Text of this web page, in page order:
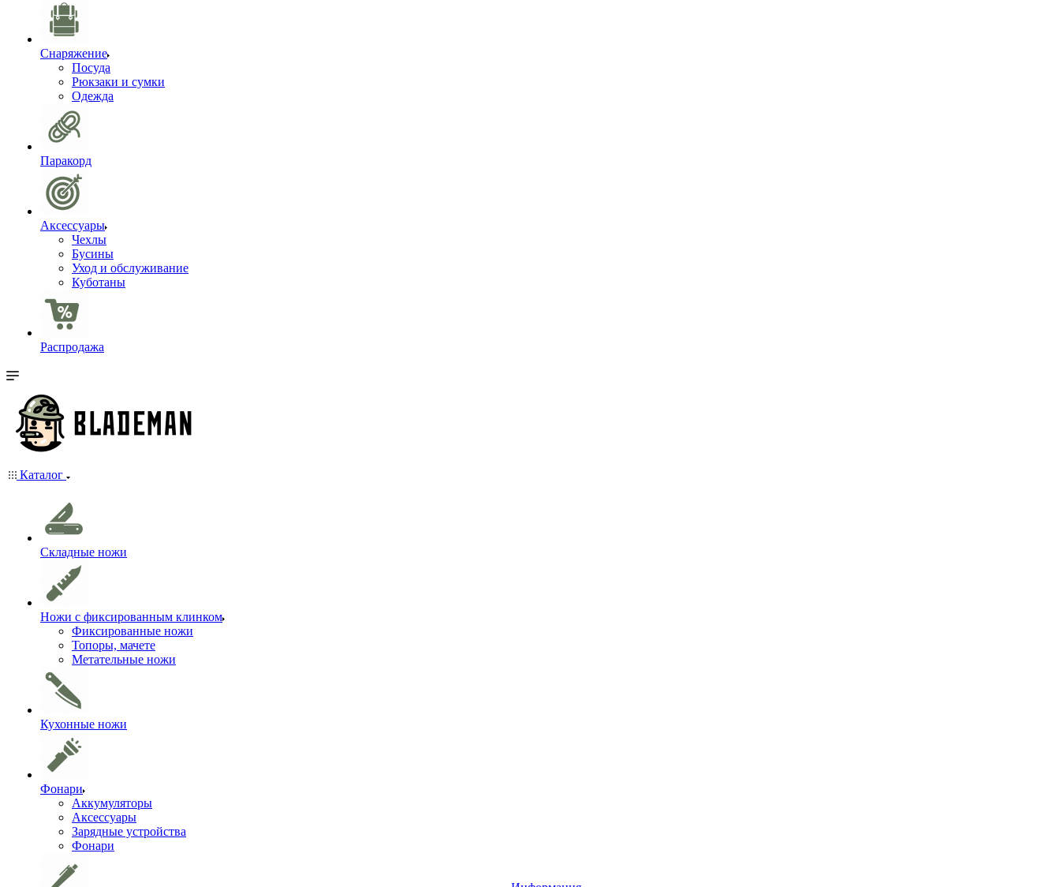
Снаряжение
Посуда
Рюкзаки и сумки
Одежда
Паракорд
Аксессуары
Чехлы
Бусины
Уход и обслуживание
Куботаны
Распродажа
Каталог
Складные ножи
Ножи с фиксированным клинком
Фиксированные ножи
Топоры, мачете
Метательные ножи
Кухонные ножи
Фонари
Аккумуляторы
Аксессуары
Зарядные устройства
Фонари